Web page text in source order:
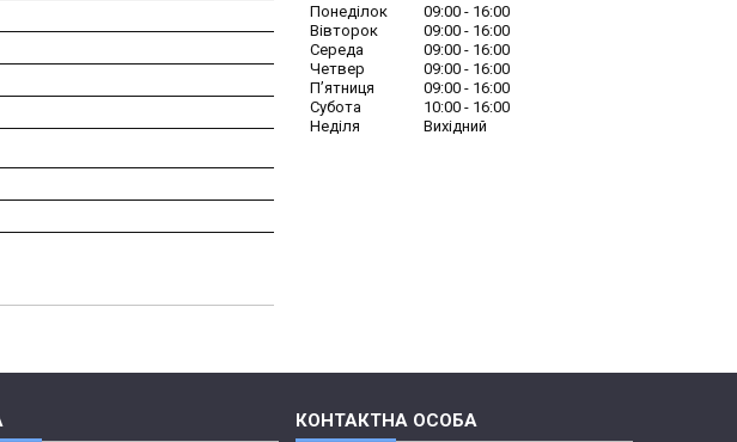
Понеділок 09:00
16:00
Вівторок
09:00
16:00
Середа
09:00
16:00
Четвер
09:00
16:00
Пʼятниця
09:00
16:00
Субота
10:00
16:00
Неділя
Вихідний